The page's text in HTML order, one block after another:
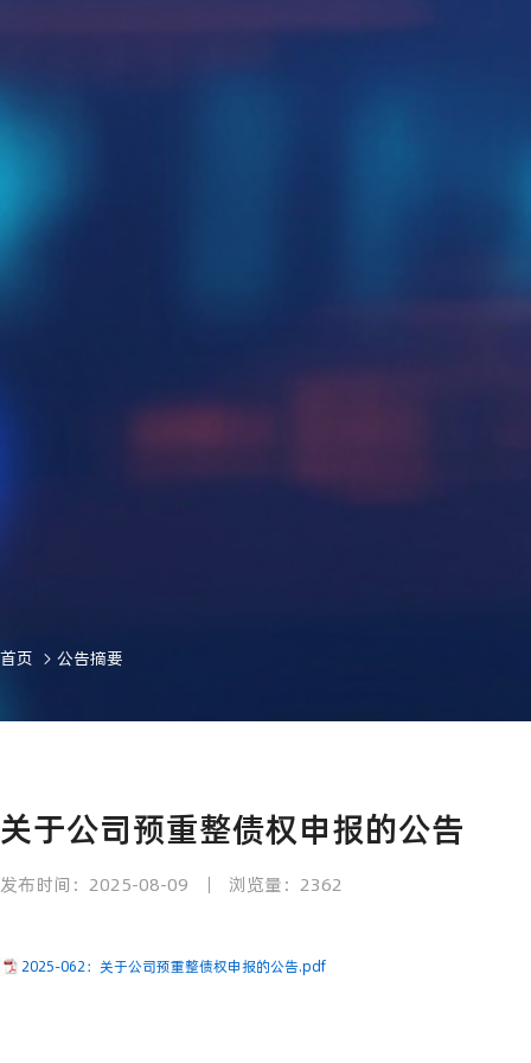
首页 公告摘要
关于公司预重整债权申报的公告
发布时间：2025-08-09 浏览量：2362
2025-062：关于公司预重整债权申报的公告.pdf